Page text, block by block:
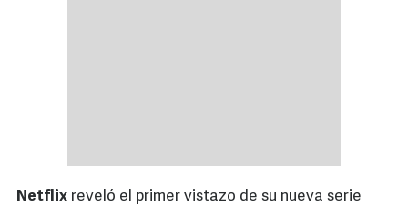
Netflix reveló el primer vistazo de su nueva serie